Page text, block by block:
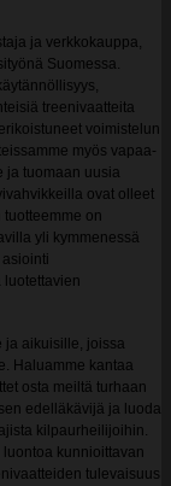
ja verkkokauppa,
Suomessa.
treenivaatteita
voimistelun
myös vapaa-
ja tuomaan uusia
ovat olleet
tuotteemme on
yli kymmenessä
luotettavien
ja aikuisille, joissa
Haluamme kantaa
osta meiltä turhaan
edelläkävijä ja luoda
kilpaurheilijoihin.
kunnioittavan
tulevaisuus